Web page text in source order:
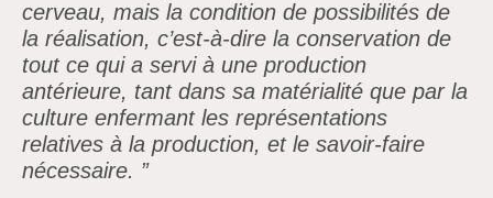
cerveau, mais la condition de possibilités de
la réalisation, c’est-à-dire la conservation de
tout ce qui a servi à une production
antérieure, tant dans sa matérialité que par la
culture enfermant les représentations
relatives à la production, et le savoir-faire
nécessaire. ”